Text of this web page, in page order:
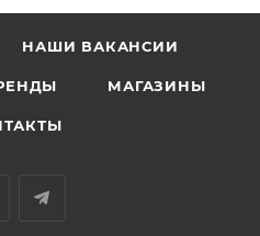
НАШИ ВАКАНСИИ
МАГАЗИНЫ